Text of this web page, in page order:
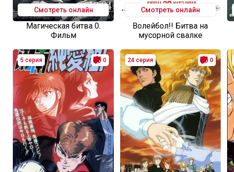
Смотреть онлайн
Магическая битва 0.
Фильм
Смотреть онлайн
Волейбол!! Битва на
мусорной свалке
5 серия 0 24 серия 0